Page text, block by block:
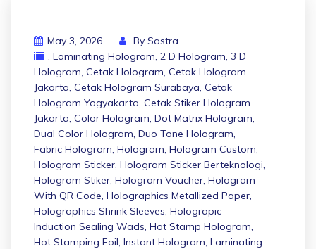
May 3, 2026 By Sastra
. Laminating Hologram, 2 D Hologram, 3 D
Hologram, Cetak Hologram, Cetak Hologram
Jakarta, Cetak Hologram Surabaya, Cetak
Hologram Yogyakarta, Cetak Stiker Hologram
Jakarta, Color Hologram, Dot Matrix Hologram,
Dual Color Hologram, Duo Tone Hologram,
Fabric Hologram, Hologram, Hologram Custom,
Hologram Sticker, Hologram Sticker Berteknologi,
Hologram Stiker, Hologram Voucher, Hologram
With QR Code, Holographics Metallized Paper,
Holographics Shrink Sleeves, Holograpic
Induction Sealing Wads, Hot Stamp Hologram,
Hot Stamping Foil, Instant Hologram, Laminating